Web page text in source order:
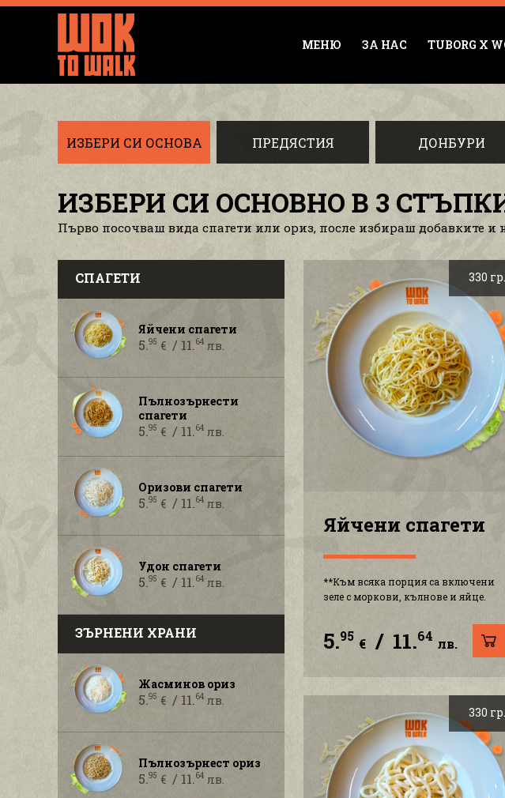
МЕНЮ ЗА НАС TUBORG X
ИЗБЕРИ СИ ОСНОВА ПРЕДЯСТИЯ ДОНБУРИ
ИЗБЕРИ СИ ОСНОВНО В 3
Първо посочваш вида спагети или ориз, после избираш добавките и
СПАГЕТИ
Яйчени спагети
5.95 €/ 11. 64 лв.
Пълнозърнести
спагети
5.95 €/ 11. 64 лв.
Оризови спагети
5.95 €/ 11. 64 лв.
Удон спагети
5.95 €/ 11. 64 лв.
ЗЪРНЕНИ ХРАНИ
Жасминов ориз
5.95 €/ 11.64 лв.
Пълнозърнест ориз
5.95 €/ 11.64 лв.
330 гр.
Яйчени спагети
**Към всяка порция са включени
зеле с моркови, кълнове и яйце.
5.95 € / 11.64 лв.
330 гр.